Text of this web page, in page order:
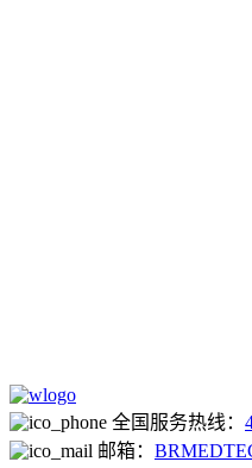
全国服务热线：
邮箱：